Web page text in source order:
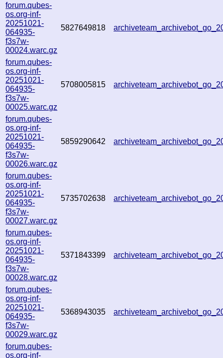
forum.qubes-
os.org-inf-
20251021-
064935-
f3s7w-
00024.warc.gz
5827649818
forum.qubes-
os.org-inf-
20251021-
064935-
f3s7w-
00025.warc.gz
5708005815
forum.qubes-
os.org-inf-
20251021-
064935-
f3s7w-
00026.warc.gz
5859290642
forum.qubes-
os.org-inf-
20251021-
064935-
f3s7w-
00027.warc.gz
5735702638
forum.qubes-
os.org-inf-
20251021-
064935-
f3s7w-
00028.warc.gz
5371843399
forum.qubes-
os.org-inf-
20251021-
064935-
f3s7w-
00029.warc.gz
5368943035
forum.qubes-
os.org-inf-